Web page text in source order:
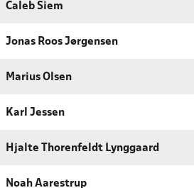
Caleb Siem
Jonas Roos Jørgensen
Marius Olsen
Karl Jessen
Hjalte Thorenfeldt Lynggaard
Noah Aarestrup